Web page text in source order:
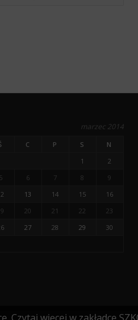
marzec 2014
C P S
N
1
2
5 6 7 8
9
13 14 15
16
20 21 22
23
27 28 29
30